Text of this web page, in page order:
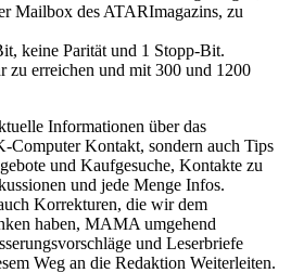
Mailbox des ATARImagazins, zu
keine Parität und 1 Stopp-Bit.
erreichen und mit 300 und 1200
Informationen über das
Computer Kontakt, sondern auch Tips
und Kaufgesuche, Kontakte zu
und jede Menge Infos.
Korrekturen, die wir dem
haben, MAMA umgehend
und Leserbriefe
Weg an die Redaktion Weiterleiten.